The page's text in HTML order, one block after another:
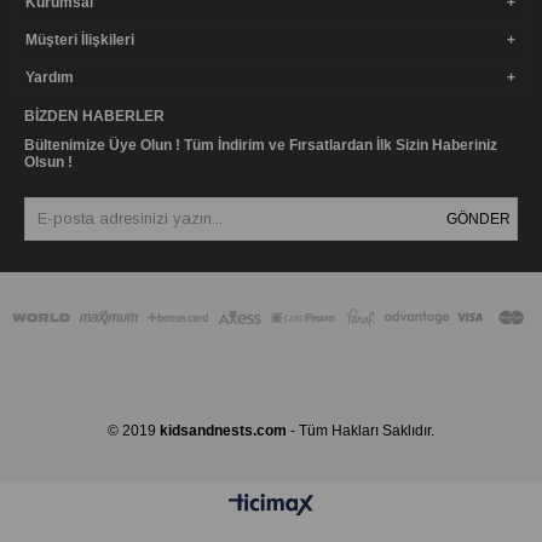
Müşteri İlişkileri
Yardım
BIZDEN HABERLER
Bültenimize Üye Olun ! Tüm İndirim ve Fırsatlardan İlk Sizin Haberiniz
Olsun !
GÖNDER
© 2019 kidsandnests.com - Tüm Hakları Saklıdır.